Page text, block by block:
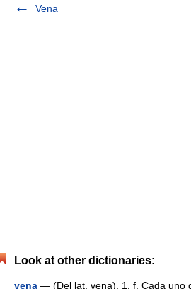
Vena
Look at other dictionaries:
vena — (Del lat. vena). 1. f. Cada uno